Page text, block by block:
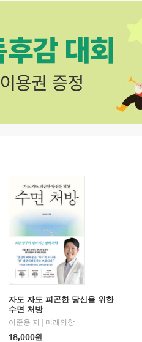
자도 자도 피곤한 당신을 위한
수면 처방
이준용 저
미래의창
18,000원